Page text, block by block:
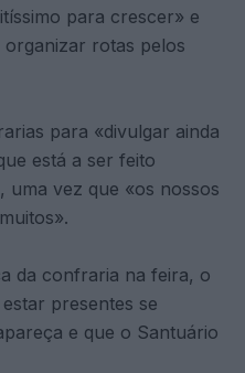
para crescer» e
organizar rotas pelos
para «divulgar ainda
está a ser feito
uma vez que «os nossos
da confraria na feira, o
presentes se
e que o Santuário